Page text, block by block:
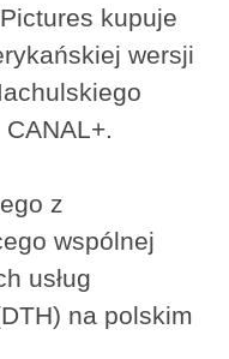
kupuje
wersji
z
wspólnej
usług
na polskim